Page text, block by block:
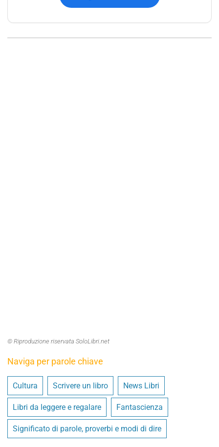
© Riproduzione riservata SoloLibri.net
Naviga per parole chiave
Cultura Scrivere un libro News Libri
Libri da leggere e regalare Fantascienza
Significato di parole, proverbi e modi di dire